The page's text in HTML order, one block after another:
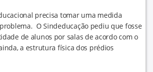
precisa tomar uma medida
O Sindeducação pediu que fosse
de alunos por salas de acordo com o
a estrutura física dos prédios